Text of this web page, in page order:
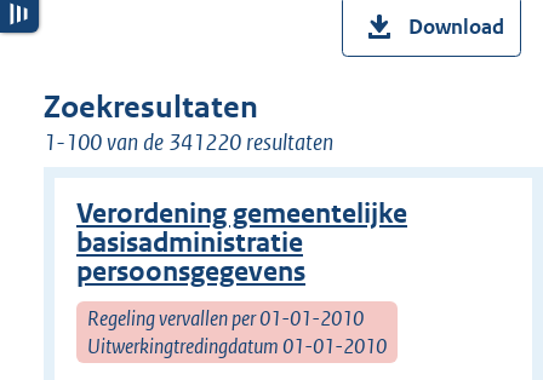
Download
Zoekresultaten
1-100 van de 341220 resultaten
Verordening gemeentelijke
basisadministratie
persoonsgegevens
Regeling vervallen per 01-01-2010
Uitwerkingtredingdatum 01-01-2010